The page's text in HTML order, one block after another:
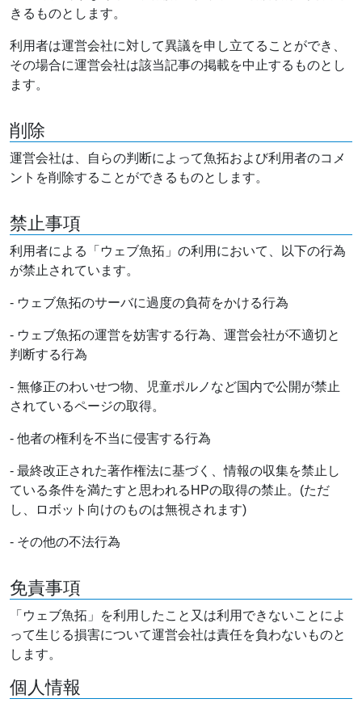
きるものとします。
利用者は運営会社に対して異議を申し立てることができ、
その場合に運営会社は該当記事の掲載を中止するものとし
ます。
削除
運営会社は、自らの判断によって魚拓および利用者のコメ
ントを削除することができるものとします。
禁止事項
利用者による「ウェブ魚拓」の利用において、以下の行為
が禁止されています。
- ウェブ魚拓のサーバに過度の負荷をかける行為
- ウェブ魚拓の運営を妨害する行為、運営会社が不適切と
判断する行為
- 無修正のわいせつ物、児童ポルノなど国内で公開が禁止
されているページの取得。
- 他者の権利を不当に侵害する行為
- 最終改正された著作権法に基づく、情報の収集を禁止し
ている条件を満たすと思われるHPの取得の禁止。(ただ
し、ロボット向けのものは無視されます)
- その他の不法行為
免責事項
「ウェブ魚拓」を利用したこと又は利用できないことによ
って生じる損害について運営会社は責任を負わないものと
します。
個人情報